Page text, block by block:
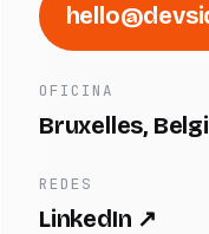
OFICINA
Bruxelles,
REDES
LinkedIn ↗